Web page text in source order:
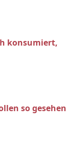
konsumiert,
so gesehen